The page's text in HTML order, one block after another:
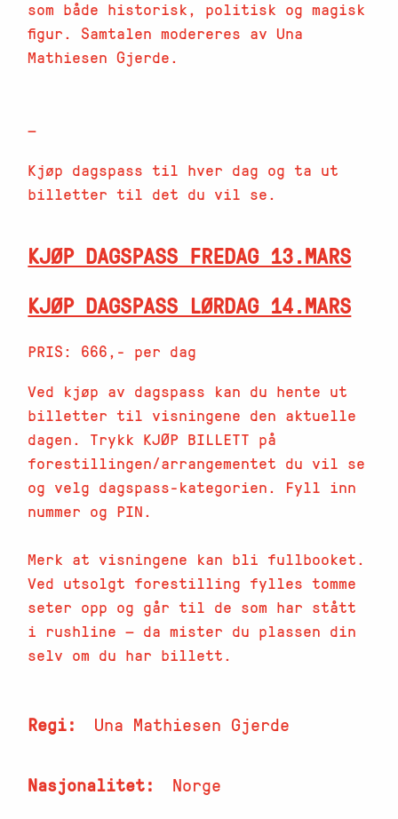
som både historisk, politisk og magisk
figur. Samtalen modereres av Una
Mathiesen Gjerde.
—
Kjøp dagspass til hver dag og ta ut
billetter til det du vil se.
KJØP DAGSPASS FREDAG 13.MARS
KJØP DAGSPASS LØRDAG 14.MARS
PRIS: 666,- per dag
Ved kjøp av dagspass kan du hente ut
billetter til visningene den aktuelle
dagen. Trykk KJØP BILLETT på
forestillingen/arrangementet du vil se
og velg dagspass-kategorien. Fyll inn
nummer og PIN.
Merk at visningene kan bli fullbooket.
Ved utsolgt forestilling fylles tomme
seter opp og går til de som har stått
i rushline — da mister du plassen din
selv om du har billett.
Regi Una Mathiesen Gjerde
Nasjonalitet Norge